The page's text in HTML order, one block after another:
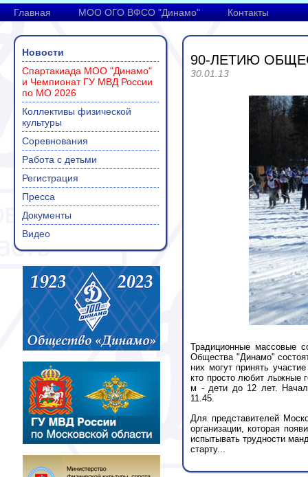
Главная МОО ОГО ВФСО "Динамо" Контакты
Новости
Спартакиада МОО "Динамо"
и Чемпионат ГУ МВД России
по МО 2026
Коллективы физической
культуры
Соревнования
Работа с детьми
Регистрация
Пресса
Документы
Видео
90-ЛЕТИЮ
30.01.13
Традиционные массовые
Общества "Динамо"
них могут принять
кто просто любит лыжные
м - дети до 12 лет.
11.45.
Для представителей
организации, которая
испытывать трудности
старту...